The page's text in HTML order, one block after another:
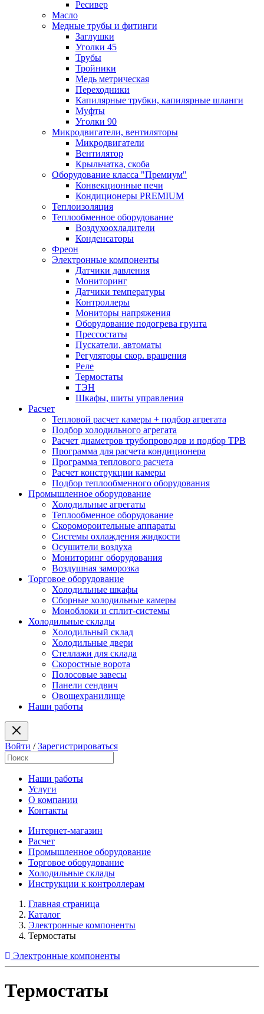
Ресивер
Масло
Медные трубы и фитинги
Заглушки
Уголки 45
Трубы
Тройники
Медь метрическая
Переходники
Капилярные трубки, капилярные шланги
Муфты
Уголки 90
Микродвигатели, вентиляторы
Микродвигатели
Вентилятор
Крыльчатка, скоба
Оборудование класса "Премиум"
Конвекционные печи
Кондиционеры PREMIUM
Теплоизоляция
Теплообменное оборудование
Воздухоохладители
Конденсаторы
Фреон
Электронные компоненты
Датчики давления
Мониторинг
Датчики температуры
Контроллеры
Мониторы напряжения
Оборудование подогрева грунта
Прессостаты
Пускатели, автоматы
Регуляторы скор. вращения
Реле
Термостаты
ТЭН
Шкафы, шиты управления
Расчет
Тепловой расчет камеры + подбор агрегата
Подбор холодильного агрегата
Расчет диаметров трубопроводов и подбор ТРВ
Программа для расчета кондиционера
Программа теплового расчета
Расчет конструкции камеры
Подбор теплообменного оборудования
Промышленное оборудование
Холодильные агрегаты
Теплообменное оборудование
Скоромороительные аппараты
Системы охлаждения жидкости
Осушители воздуха
Мониторинг оборудования
Воздушная заморозка
Торговое оборудование
Холодильные шкафы
Сборные холодильные камеры
Моноблоки и сплит-системы
Холодильные склады
Холодильный склад
Холодильные двери
Стеллажи для склада
Скоростные ворота
Полосовые завесы
Панели сендвич
Овощехранилище
Наши работы
Войти /Зарегистрироваться
Наши работы
Услуги
О компании
Контакты
Интернет-магазин
Расчет
Промышленное оборудование
Торговое оборудование
Холодильные склады
Инструкции к контроллерам
Главная страница
Каталог
Электронные компоненты
Термостаты
Электронные компоненты
Термостаты